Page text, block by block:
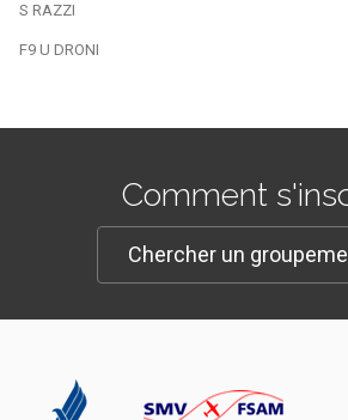
S RAZZI
F9 U DRONI
Comment
Chercher un